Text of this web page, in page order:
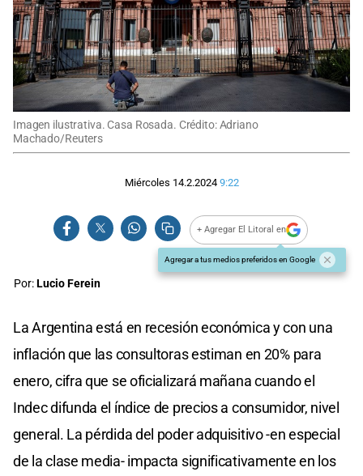
Imagen ilustrativa. Casa Rosada. Crédito: Adriano
Machado/Reuters
Miércoles 14.2.2024 9:22
+ Agregar El Litoral en
Agregar a tus medios preferidos en Google
Por:Lucio Ferein
La Argentina está en recesión económica y con una
inflación que las consultoras estiman en 20% para
enero, cifra que se oficializará mañana cuando el
Indec difunda el índice de precios a consumidor, nivel
general. La pérdida del poder adquisitivo -en especial
de la clase media- impacta significativamente en los